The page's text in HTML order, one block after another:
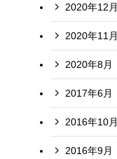
2020年12月
2020年11月
2020年8月
2017年6月
2016年10月
2016年9月